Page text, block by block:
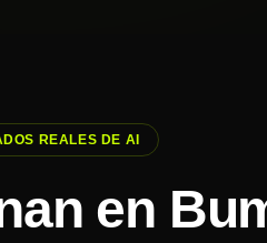
REALES DE AI
en